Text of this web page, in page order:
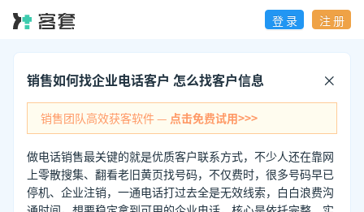
登 录 注 册
销售如何找企业电话客户 怎么找客户信息
销售团队高效获客软件 — 点击免费试用>>>
做电话销售最关键的就是优质客户联系方式，不少人还在靠网
上零散搜集、翻看老旧黄页找号码，不仅费时，很多号码早已
停机、企业注销，一通电话打过去全是无效线索，白白浪费沟